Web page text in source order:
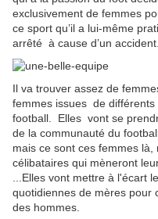
exclusivement de femmes
ce sport qu’il a lui-même
arrêté à cause d’un accident.
Il va trouver assez de
femmes issues de différents
football. Elles vont se
de la communauté du
mais ce sont ces femmes
célibataires qui mèneront
...Elles vont mettre à l'écart
quotidiennes de mères pour
des hommes.